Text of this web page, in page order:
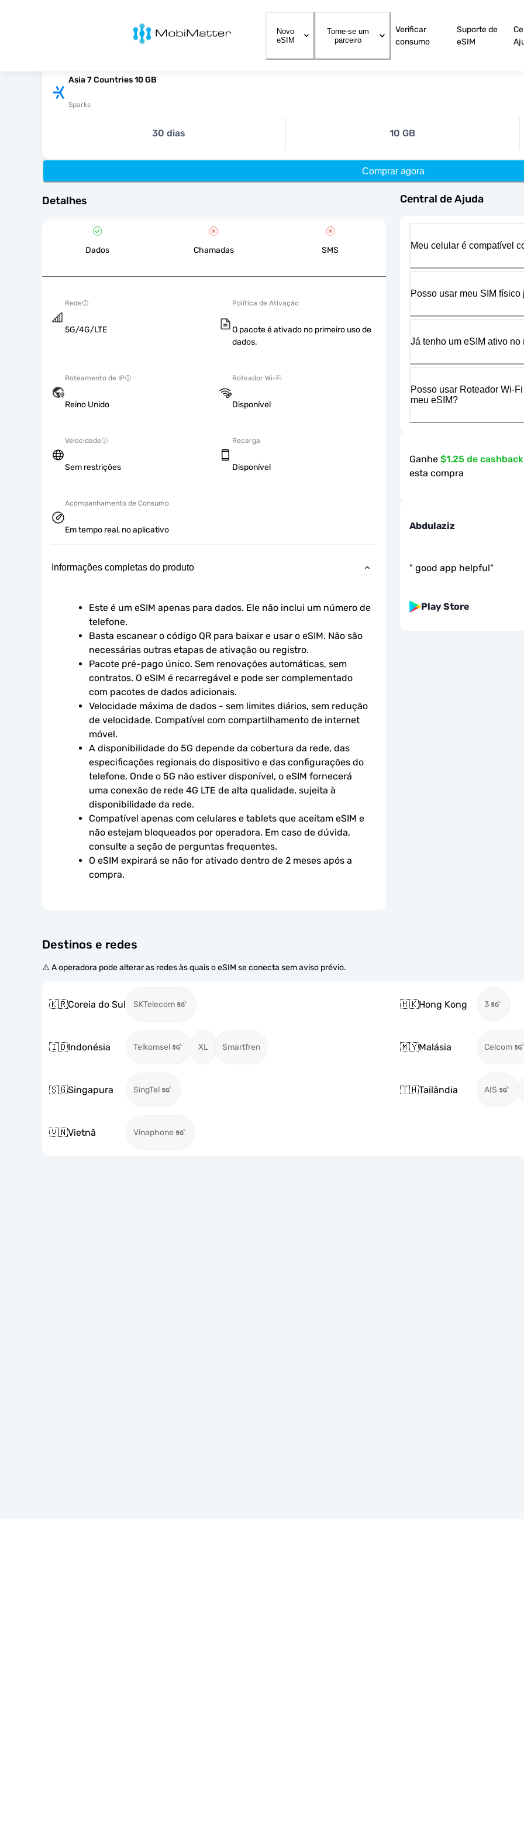
MobiMatter
Novo
eSIM
Torne-se um
parceiro
Verificar
consumo
Suporte de
eSIM
Asia 7 Countries 10 GB
Sparks
30 dias 10 GB
Comprar agora
Detalhes
Dados Chamadas SMS
Rede
5G/4G/LTE
Política de Ativação
O pacote é ativado no primeiro uso de
dados.
Roteamento de IP
Reino Unido
Roteador Wi-Fi
Disponível
Velocidade
Sem restrições
Recarga
Disponível
Acompanhamento de Consumo
Em tempo real, no aplicativo
Informações completas do produto
Este é um eSIM apenas para dados. Ele não inclui um número de
telefone.
Basta escanear o código QR para baixar e usar o eSIM. Não são
necessárias outras etapas de ativação ou registro.
Pacote pré-pago único. Sem renovações automáticas, sem
contratos. O eSIM é recarregável e pode ser complementado
com pacotes de dados adicionais.
Velocidade máxima de dados - sem limites diários, sem redução
de velocidade. Compatível com compartilhamento de internet
móvel.
A disponibilidade do 5G depende da cobertura da rede, das
especificações regionais do dispositivo e das configurações do
telefone. Onde o 5G não estiver disponível, o eSIM fornecerá
uma conexão de rede 4G LTE de alta qualidade, sujeita à
disponibilidade da rede.
Compatível apenas com celulares e tablets que aceitam eSIM e
não estejam bloqueados por operadora. Em caso de dúvida,
consulte a seção de perguntas frequentes.
O eSIM expirará se não for ativado dentro de 2 meses após a
compra.
Destinos e redes
⚠️ A operadora pode alterar as redes às quais o eSIM se conecta sem aviso prévio.
🇰🇷Coreia do Sul SKTelecom 🇭🇰Hong Kong 3
🇮🇩Indonésia Telkomsel XL Smartfren 🇲🇾Malásia Celcom
🇸🇬Singapura SingTel 🇹🇭Tailândia AIS
🇻🇳Vietnã Vinaphone
Central de Ajuda
Meu celular é compatível
Posso usar meu SIM
Já tenho um eSIM ativo
Posso usar Roteador Wi-
meu eSIM?
Ganhe $1.25 de
esta compra
Abdulaziz
" good app helpful"
Play Store